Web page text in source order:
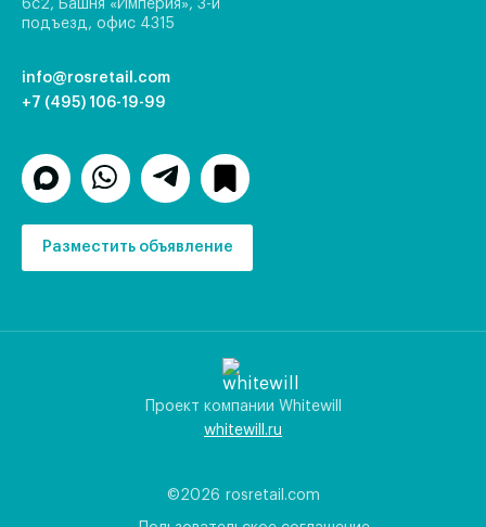
6с2, Башня «Империя», 3-й
подъезд, офис 4315
info@rosretail.com
+7 (495) 106-19-99
Разместить объявление
©2026 rosretail.com
Проект компании Whitewill
whitewill.ru